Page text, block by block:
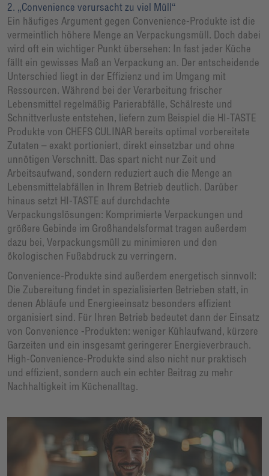
2. „Convenience verursacht zu viel Müll“
Ein häufiges Argument gegen Convenience-Produkte ist die
vermeintlich höhere Menge an Verpackungsmüll. Doch dabei
wird oft ein wichtiger Punkt übersehen: In fast jeder Küche
fällt ein gewisses Maß an Verpackung an. Der entscheidende
Unterschied liegt in der Effizienz und im Umgang mit
Ressourcen. Während bei der Verarbeitung frischer
Lebensmittel regelmäßig Parierabfälle, Schälreste und
Schnittverluste entstehen, liefern zum Beispiel die HI-TASTE
Produkte von CHEFS CULINAR bereits optimal vorbereitete
Zutaten – exakt portioniert, direkt einsetzbar und ohne
unnötigen Verschnitt. Das spart nicht nur Zeit und
Arbeitsaufwand, sondern reduziert auch die Menge an
Lebensmittelabfällen in Ihrem Betrieb deutlich. Darüber
hinaus setzt HI-TASTE auf durchdachte
Verpackungslösungen: Komprimierte Verpackungen und
größere Gebinde im Großhandelsformat tragen außerdem
dazu bei, Verpackungsmüll zu minimieren und den
ökologischen Fußabdruck zu verringern.
Convenience-Produkte sind außerdem energetisch sinnvoll:
Die Zubereitung findet in spezialisierten Betrieben statt, in
denen Abläufe und Energieeinsatz besonders effizient
organisiert sind. Für Ihren Betrieb bedeutet dann der Einsatz
von Convenience -Produkten: weniger Kühlaufwand, kürzere
Garzeiten und ein insgesamt geringerer Energieverbrauch.
High-Convenience-Produkte sind also nicht nur praktisch
und effizient, sondern auch ein echter Beitrag zu mehr
Nachhaltigkeit im Küchenalltag.